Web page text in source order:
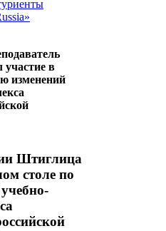
в
изменений
Штиглица
столе по